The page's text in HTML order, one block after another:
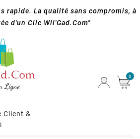
rapide. La qualité sans compromis, à
d'un Clic Wil'Gad.Com"
Client &
0